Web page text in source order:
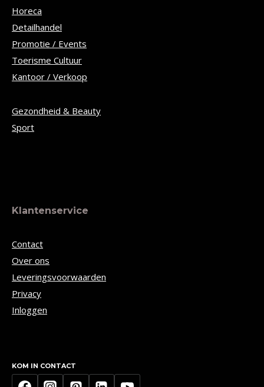
Horeca
Detailhandel
Promotie / Events
Toerisme Cultuur
Kantoor / Verkoop
Gezondheid & Beauty
Sport
Klantenservice
Contact
Over ons
Leveringsvoorwaarden
Privacy
Inloggen
KOM IN CONTACT